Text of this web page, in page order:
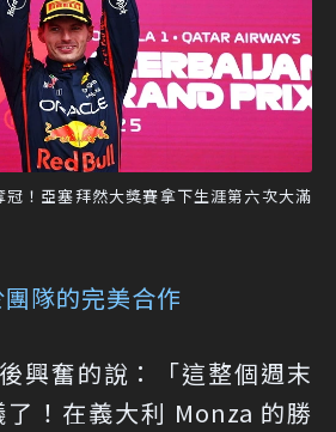
！亞塞拜然大獎賽拿下生涯第六次大滿
隊的完美合作
興奮的說：「這整個週末
！在義大利 Monza 的勝